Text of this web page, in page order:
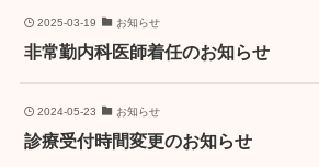
2025-03-19 お知らせ
非常勤内科医師着任のお知らせ
2024-05-23 お知らせ
診療受付時間変更のお知らせ